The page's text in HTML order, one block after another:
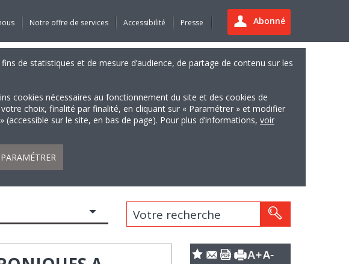
Abonné
Notre offre de services Accessibilité Presse
de statistiques et de mesure d’audience, de partage de contenu sur les
cookies nécessaires au fonctionnement du site et des cookies de
choix, finalité par finalité, en cliquant sur « Paramétrer » et modifier
sur le site, en bas de page). Pour plus d’informations, voir
PARAMÉTRER
Votre recherche